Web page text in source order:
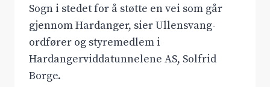
Sogn i stedet for å støtte en vei som går
gjennom Hardanger, sier Ullensvang-
ordfører og styremedlem i
Hardangerviddatunnelene AS, Solfrid
Borge.